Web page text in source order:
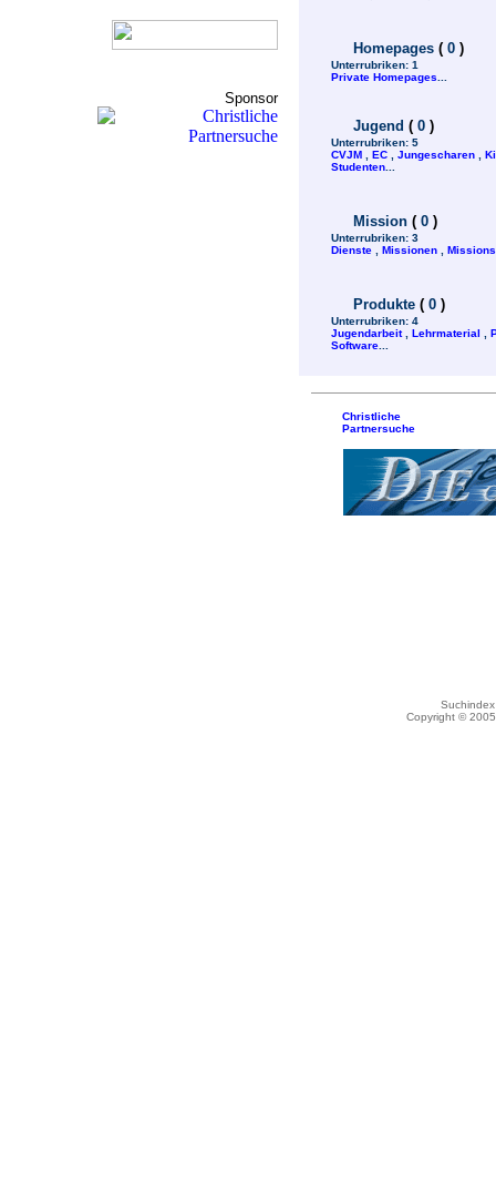
Sponsor
Homepages ( 0 )
Unterrubriken: 1
Private Homepages
Jugend ( 0 )
Unterrubriken: 5
CVJM
EC Jungescharen
Studenten
Mission ( 0 )
Unterrubriken: 3
Dienste
Missionen
Produkte ( 0 )
Unterrubriken: 4
Jugendarbeit, Lehrmaterial
Software
Christliche
Partnersuche
Copyright ©